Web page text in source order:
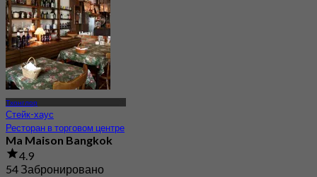
Тхонглор
Стейк-хаус
Ресторан в торговом центре
Ma Maison Bangkok
4.9
54 Забронировано